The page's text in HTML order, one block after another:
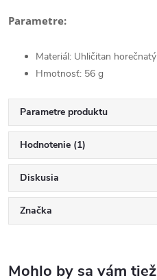
Parametre:
Materiál: Uhličitan horečnatý
Hmotnosť: 56 g
Parametre produktu
Hodnotenie (1)
Diskusia
Značka